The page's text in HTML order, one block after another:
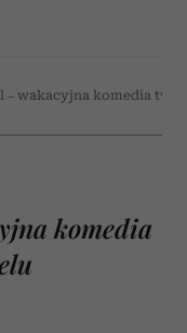
– wakacyjna komedia
komedia